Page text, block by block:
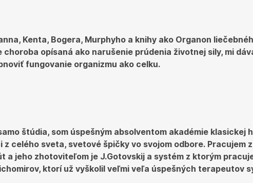
Kenta, Bogera, Murphyho a knihy ako Organon
opísaná ako narušenie prúdenia životnej sily, mi
fungovanie organizmu ako celku.
štúdia, som úspešným absolventom akadémie klasickej
celého sveta, svetové špičky vo svojom odbore.
a jeho zhotoviteľom je J.Gotovskij a systém z ktorým
ktorí už vyškolil veľmi veľa úspešných terapeutov